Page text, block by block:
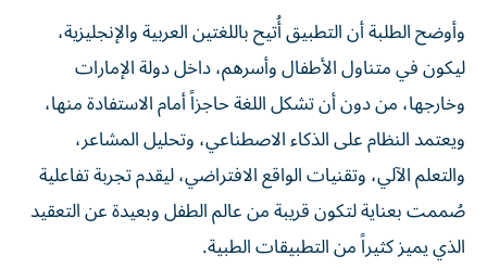
وأوضح الطلبة أن التطبيق أُتيح باللغتين العربية والإنجليزية،
ليكون في متناول الأطفال وأسرهم، داخل دولة الإمارات
وخارجها، من دون أن تشكل اللغة حاجزاً أمام الاستفادة منها،
ويعتمد النظام على الذكاء الاصطناعي، وتحليل المشاعر،
والتعلم الآلي، وتقنيات الواقع الافتراضي، ليقدم تجربة تفاعلية
صُممت بعناية لتكون قريبة من عالم الطفل وبعيدة عن التعقيد
الذي يميز كثيراً من التطبيقات الطبية.